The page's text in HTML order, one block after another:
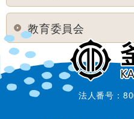
教育委員会
法人番号：